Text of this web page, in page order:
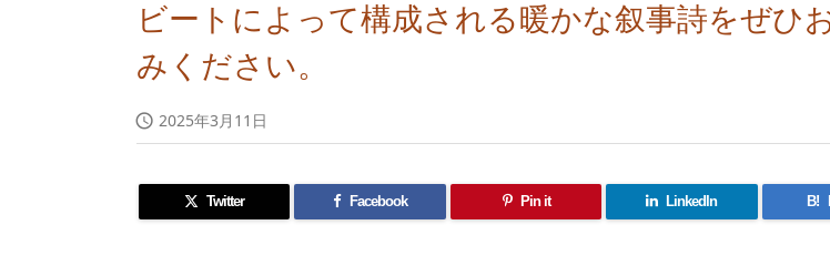
ビートによって構成される暖かな叙事詩をぜひ
みください。
 2025年3月11日
Twitter Facebook Pin it LinkedIn B!